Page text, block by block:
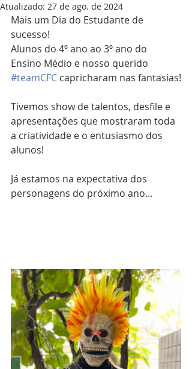
Atualizado: 27 de ago. de 2024
Mais um Dia do Estudante de
sucesso!
Alunos do 4º ano ao 3º ano do
Ensino Médio e nosso querido
#teamCFC capricharam nas fantasias!
Tivemos show de talentos, desfile e
apresentações que mostraram toda
a criatividade e o entusiasmo dos
alunos!
Já estamos na expectativa dos
personagens do próximo ano...